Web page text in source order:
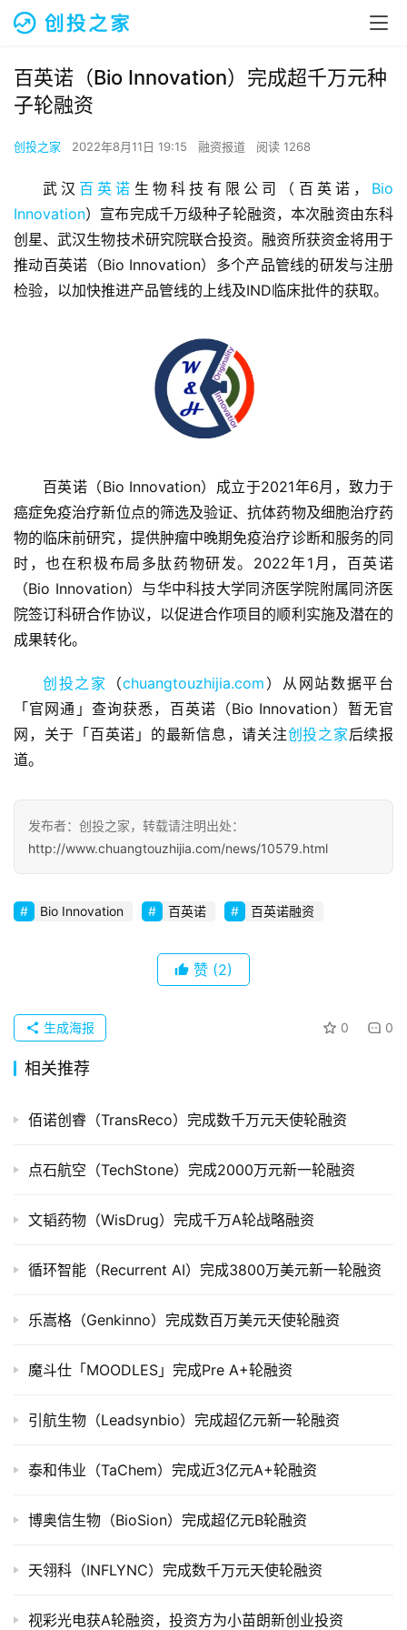
首
页
融
资
商
业
观
初
业
布
并
重
上
投
据
创
学
投稿
百英诺（Bio Innovation）完成超千万元种
子轮融资
创投之家 2022年8月11日 19:15 融资报道 阅读 1268
武汉 百英诺 生物科技有限公司（百英诺， Bio
Innovation）宣布完成千万级种子轮融资，本次融资由东科
创星、武汉生物技术研究院联合投资。融资所获资金将用于
推动百英诺（Bio Innovation）多个产品管线的研发与注册
检验，以加快推进产品管线的上线及IND临床批件的获取。
百英诺（Bio Innovation）成立于2021年6月，致力于
癌症免疫治疗新位点的筛选及验证、抗体药物及细胞治疗药
物的临床前研究，提供肿瘤中晚期免疫治疗诊断和服务的同
时，也在积极布局多肽药物研发。2022年1⽉，百英诺
（Bio Innovation）与华中科技⼤学同济医学院附属同济医
院签订科研合作协议，以促进合作项⽬的顺利实施及潜在的
成果转化。
创投之家 （chuangtouzhijia.com ）从网站数据平台
「官网通」查询获悉，百英诺（Bio Innovation）暂无官
网，关于「百英诺」的最新信息，请关注创投之家后续报
道。
发布者：创投之家，转载请注明出处：
http://www.chuangtouzhijia.com/news/10579.html
Bio Innovation 百英诺 百英诺融资
赞 (2)
0 0
生成海报
相关推荐
佰诺创睿（TransReco）完成数千万元天使轮融资
点石航空（TechStone）完成2000万元新一轮融资
文韬药物（WisDrug）完成千万A轮战略融资
循环智能（Recurrent AI）完成3800万美元新一轮融资
乐嵩格（Genkinno）完成数百万美元天使轮融资
魔斗仕「MOODLES」完成Pre A+轮融资
引航生物（Leadsynbio）完成超亿元新一轮融资
泰和伟业（TaChem）完成近3亿元A+轮融资
博奥信生物（BioSion）完成超亿元B轮融资
天翎科（INFLYNC）完成数千万元天使轮融资
视彩光电获A轮融资，投资方为小苗朗新创业投资